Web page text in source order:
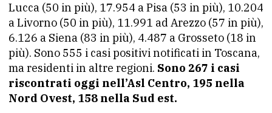
Lucca (50 in più), 17.954 a Pisa (53 in più), 10.204
a Livorno (50 in più), 11.991 ad Arezzo (57 in più),
6.126 a Siena (83 in più), 4.487 a Grosseto (18 in
più). Sono 555 i casi positivi notificati in Toscana,
ma residenti in altre regioni. Sono 267 i casi
riscontrati oggi nell’Asl Centro, 195 nella
Nord Ovest, 158 nella Sud est.